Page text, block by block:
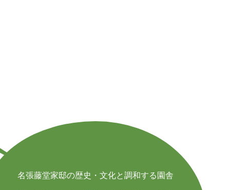
名張藤堂家邸の歴史・文化と調和する園舎